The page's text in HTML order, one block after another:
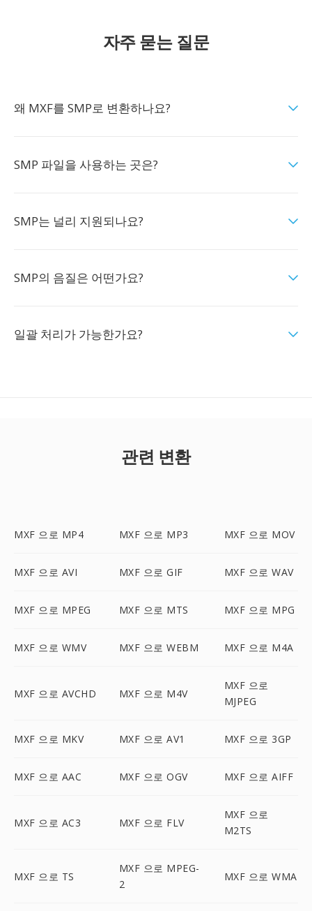
자주 묻는 질문
왜 MXF를 SMP로 변환하나요?
SMP 파일을 사용하는 곳은?
SMP는 널리 지원되나요?
SMP의 음질은 어떤가요?
일괄 처리가 가능한가요?
관련 변환
MXF 으로 MP4 MXF 으로 MP3 MXF 으로 MOV
MXF 으로 AVI MXF 으로 GIF MXF 으로 WAV
MXF 으로 MPEG MXF 으로 MTS MXF 으로 MPG
MXF 으로 WMV MXF 으로 WEBM MXF 으로 M4A
MXF 으로 AVCHD MXF 으로 M4V
MXF 으로
MJPEG
MXF 으로 MKV MXF 으로 AV1 MXF 으로 3GP
MXF 으로 AAC MXF 으로 OGV MXF 으로 AIFF
MXF 으로 AC3 MXF 으로 FLV
MXF 으로
M2TS
MXF 으로 TS
MXF 으로 MPEG-
2
MXF 으로 WMA